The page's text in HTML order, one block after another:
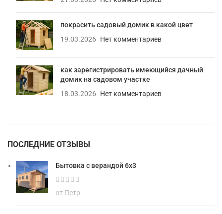
покрасить садовый домик в какой цвет
19.03.2026
Нет комментариев
как зарегистрировать имеющийся дачный
домик на садовом участке
18.03.2026
Нет комментариев
ПОСЛЕДНИЕ ОТЗЫВЫ
Бытовка с верандой 6х3
от Петр